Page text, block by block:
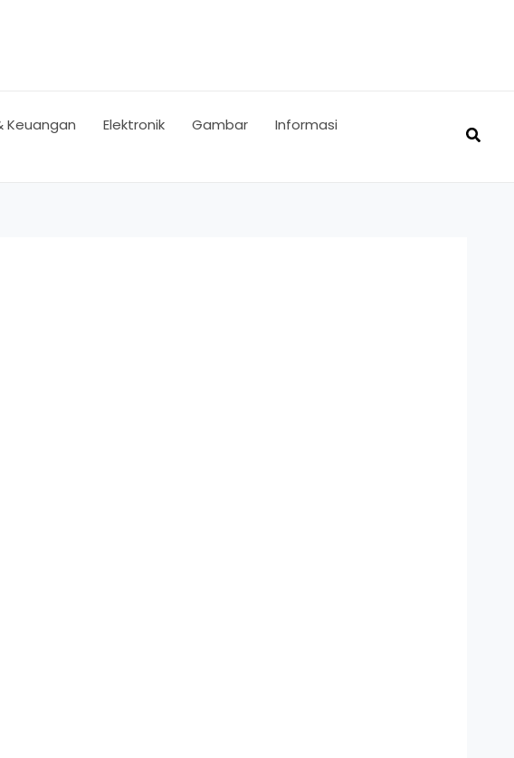
Keuangan Elektronik Gambar
Informasi